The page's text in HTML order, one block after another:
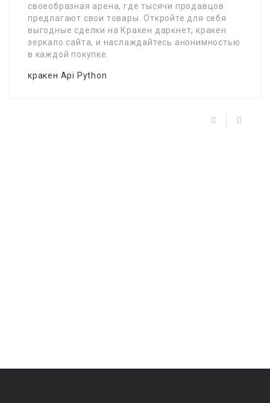
своеобразная арена, где тысячи продавцов
предлагают свои товары. Откройте для себя
выгодные сделки на Кракен даркнет, кракен
зеркало сайта, и наслаждайтесь анонимностью
в каждой покупке.
кракен Api Python